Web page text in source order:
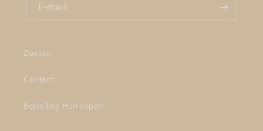
E‑mail
Zoeken
Contact
Bestelling Herroepen